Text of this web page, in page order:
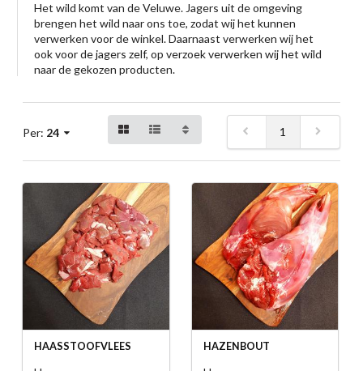
Het wild komt van de Veluwe. Jagers uit de omgeving
brengen het wild naar ons toe, zodat wij het kunnen
verwerken voor de winkel. Daarnaast verwerken wij het
ook voor de jagers zelf, op verzoek verwerken wij het wild
naar de gekozen producten.
Per: 24 1
HAASSTOOFVLEES HAZENBOUT